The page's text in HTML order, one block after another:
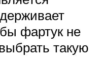
фартук не
такую